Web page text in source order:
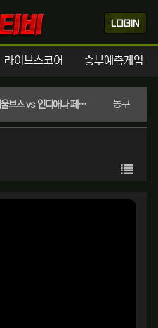
라이브스코어 승부예측게임
10월 27일 (월) NBA 미네소타 팀버울브스 vs 인디애나 페이서스 경기분석 | 실시간 스포츠중계 농구분류
목록